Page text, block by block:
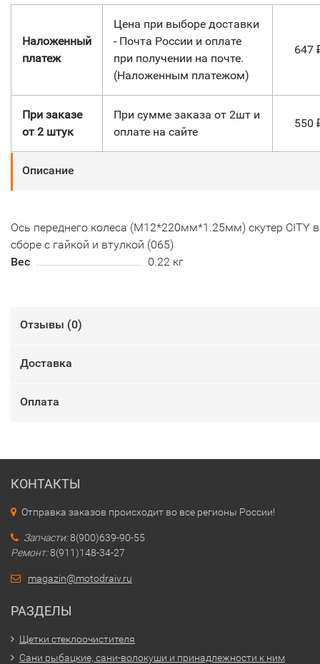
Наложенный
платеж
Цена при выборе доставки
- Почта России и оплате
при получении на почте.
(Наложенным платежом)
647
При заказе
от 2 штук
При сумме заказа от 2шт и
оплате на сайте
550
Описание
Ось переднего колеса (М12*220мм*1.25мм) скутер CITY в
сборе с гайкой и втулкой (065)
Вес
0.22 кг
Отзывы (0)
Доставка
Оплата
КОНТАКТЫ
Отправка заказов происходит во все регионы России!
Запчасти:8(900)639-90-55
Ремонт:8(911)148-34-27
magazin@motodraiv.ru
РАЗДЕЛЫ
Щетки стеклоочистителя
Сани рыбацкие, сани-волокуши и принадлежности к ним